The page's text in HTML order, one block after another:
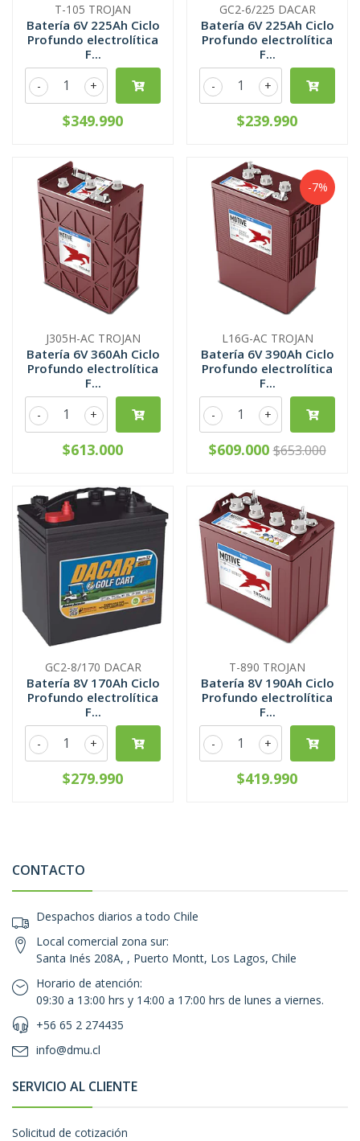
T-105 TROJAN
Batería 6V 225Ah Ciclo
Profundo electrolítica
F...
+
-
$349.990
GC2-6/225 DACAR
Batería 6V 225Ah Ciclo
Profundo electrolítica
F...
+
-
$239.990
J305H-AC TROJAN
Batería 6V 360Ah Ciclo
Profundo electrolítica
F...
+
-
$613.000
-7%
L16G-AC TROJAN
Batería 6V 390Ah Ciclo
Profundo electrolítica
F...
+
-
$609.000 $653.000
GC2-8/170 DACAR
Batería 8V 170Ah Ciclo
Profundo electrolítica
F...
+
-
$279.990
T-890 TROJAN
Batería 8V 190Ah Ciclo
Profundo electrolítica
F...
+
-
$419.990
CONTACTO
Despachos diarios a todo Chile
Local comercial zona sur:
Santa Inés 208A, , Puerto Montt, Los Lagos, Chile
Horario de atención:
09:30 a 13:00 hrs y 14:00 a 17:00 hrs de lunes a viernes.
+56 65 2 274435
info@dmu.cl
SERVICIO AL CLIENTE
Solicitud de cotización